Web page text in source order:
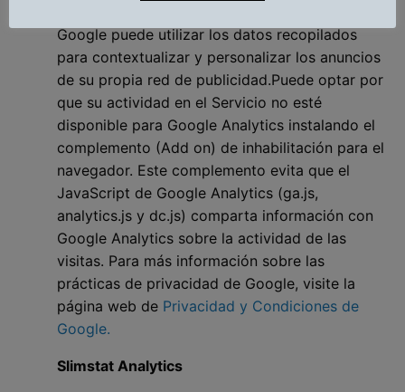
Google puede utilizar los datos recopilados
para contextualizar y personalizar los anuncios
de su propia red de publicidad.Puede optar por
que su actividad en el Servicio no esté
disponible para Google Analytics instalando el
complemento (Add on) de inhabilitación para el
navegador. Este complemento evita que el
JavaScript de Google Analytics (ga.js,
analytics.js y dc.js) comparta información con
Google Analytics sobre la actividad de las
visitas. Para más información sobre las
prácticas de privacidad de Google, visite la
página web de Privacidad y Condiciones de
Google.
Slimstat Analytics